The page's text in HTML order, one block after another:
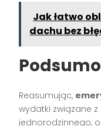
Jak łatwo
dachu bez
Reasumując,
wydatki związane z
jednorodzinnego,